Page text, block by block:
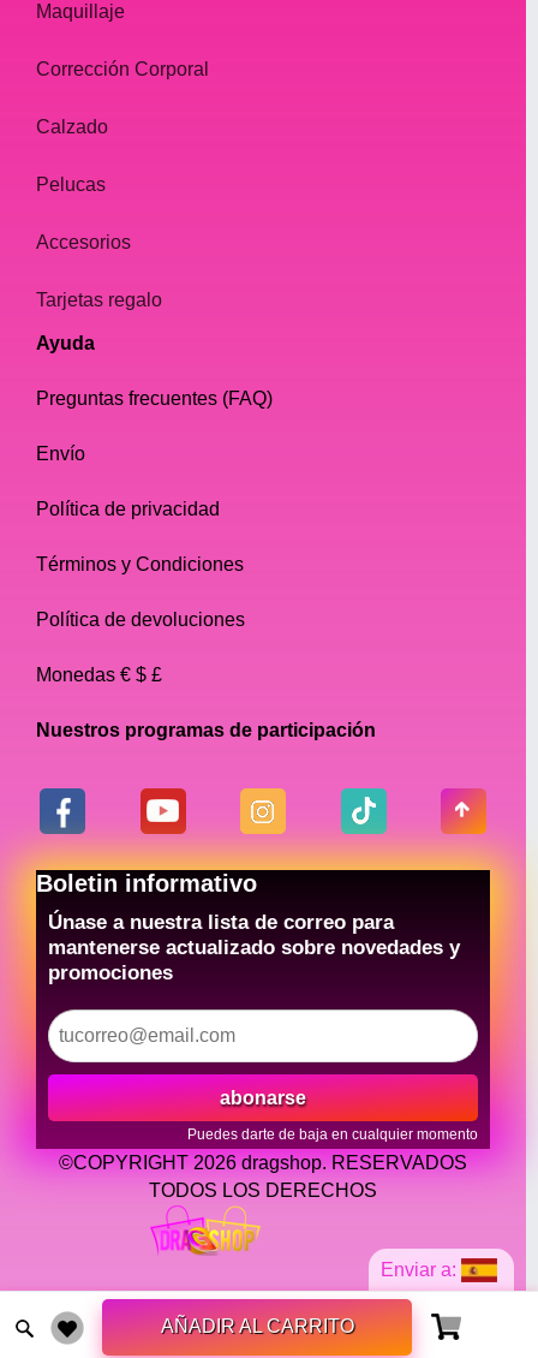
Enviar a:
AÑADIR AL CARRITO
Maquillaje
Corrección Corporal
Calzado
Pelucas
Accesorios
Tarjetas regalo
Ayuda
Preguntas frecuentes (FAQ)
Envío
Política de privacidad
Términos y Condiciones
Política de devoluciones
Monedas € $ £
Nuestros programas de participación
Boletin informativo
Únase a nuestra lista de correo para
mantenerse actualizado sobre novedades y
promociones
abonarse
Puedes darte de baja en cualquier momento
©COPYRIGHT 2026 dragshop. RESERVADOS
TODOS LOS DERECHOS